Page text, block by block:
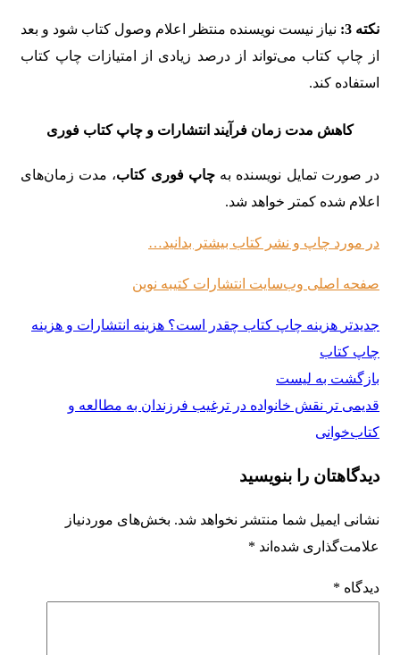
نکته 3:
نیاز نیست نویسنده منتظر اعلام وصول کتاب شود و بعد
از چاپ کتاب می‌تواند از درصد زیادی از امتیازات چاپ کتاب
استفاده کند.
کاهش مدت زمان فرآیند انتشارات و چاپ کتاب فوری
در صورت تمایل نویسنده بهچاپ فوری کتاب، مدت زمان‌های
اعلام شده کمتر خواهد شد.
در مورد چاپ و نشر کتاب بیشتر بدانید…
صفحه اصلی وب‌سایت انتشارات کتیبه نوین
جدیدتر هزینه چاپ کتاب چقدر است؟ هزینه انتشارات و هزینه
چاپ کتاب
بازگشت به لیست
قدیمی تر نقش خانواده در ترغیب فرزندان به مطالعه و
کتاب‌خوانی
دیدگاهتان را بنویسید
نشانی ایمیل شما منتشر نخواهد شد. بخش‌های موردنیاز
علامت‌گذاری شده‌اند *
دیدگاه *